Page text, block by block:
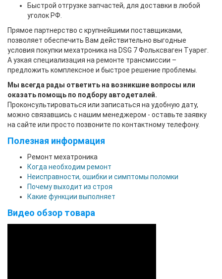
Быстрой отгрузке запчастей, для доставки в любой
уголок РФ.
Прямое партнерство с крупнейшими поставщиками,
позволяет обеспечить Вам действительно выгодные
условия покупки мехатроника на DSG 7 Фольксваген Туарег
А узкая специализация на ремонте трансмиссии –
предложить комплексное и быстрое решение проблемы.
Мы всегда рады ответить на возникшие вопросы или
оказать помощь по подбору автодеталей.
Проконсультироваться или записаться на удобную дату,
можно связавшись с нашим менеджером - оставьте заявку
на сайте или просто позвоните по контактному телефону.
Полезная информация
Ремонт мехатроника
Когда необходим ремонт
Неисправности, ошибки и симптомы поломки
Почему выходит из строя
Какие функции выполняет
Видео обзор товара